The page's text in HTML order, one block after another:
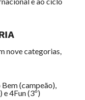
nove categorias,
(campeão),
4Fun (3º)